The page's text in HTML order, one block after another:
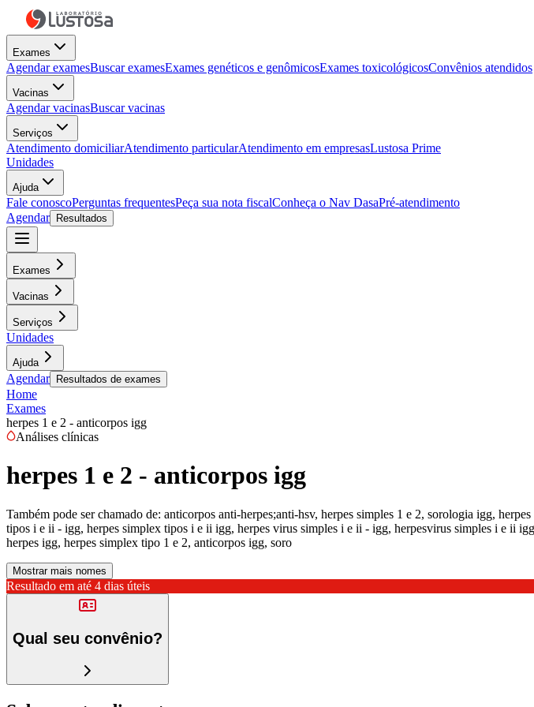
Exames
Agendar examesBuscar examesExames genéticos e genômicosExames toxicológicosConvênios atendidos
Vacinas
Agendar vacinasBuscar vacinas
Serviços
Atendimento domiciliarAtendimento particularAtendimento em empresasLustosa Prime
Unidades
Ajuda
Fale conoscoPerguntas frequentesPeça sua nota fiscalConheça o Nav DasaPré-atendimento
Agendar
Resultados
Exames
Vacinas
Serviços
Unidades
Ajuda
Agendar Resultados de exames
Home
Exames
herpes 1 e 2 - anticorpos igg
Análises clínicas
herpes 1 e 2 - anticorpos igg
Também pode ser chamado de: anticorpos anti-herpes;anti-hsv, herpes simples 1 e 2, sorologia igg,
tipos i e ii - igg, herpes simplex tipos i e ii igg, herpes virus simples i e ii - igg, herpesvirus simples i e ii
herpes igg, herpes simplex tipo 1 e 2, anticorpos igg, soro
Mostrar mais nomes
Resultado em até 4 dias úteis
Qual seu convênio?